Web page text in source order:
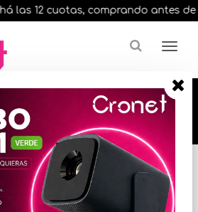
12 cuotas, comprando antes de
en todos nuestros artículos,
de las 13 hrs. envíos en el
día 🔥🔥🔥